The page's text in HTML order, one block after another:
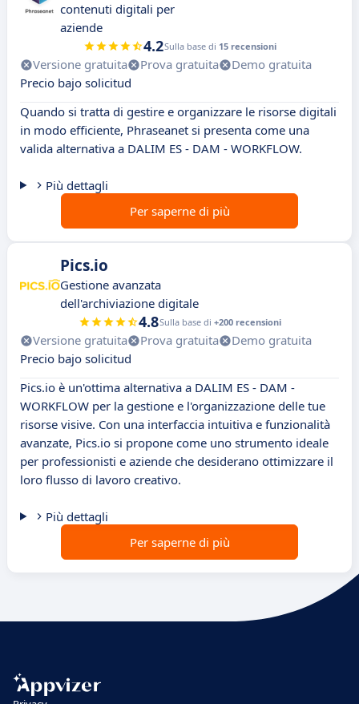
contenuti digitali per
aziende
4.2Sulla base di 15 recensioni
Versione gratuita Prova gratuita
Demo gratuita
Precio bajo solicitud
Quando si tratta di gestire e organizzare le risorse digitali
in modo efficiente, Phraseanet si presenta come una
valida alternativa a DALIM ES - DAM - WORKFLOW.
Più dettagli
Per saperne di più
Pics.io
Gestione avanzata
dell'archiviazione digitale
4.8Sulla base di +200 recensioni
Versione gratuita Prova gratuita
Demo gratuita
Precio bajo solicitud
Pics.io è un'ottima alternativa a DALIM ES - DAM -
WORKFLOW per la gestione e l'organizzazione delle tue
risorse visive. Con una interfaccia intuitiva e funzionalità
avanzate, Pics.io si propone come uno strumento ideale
per professionisti e aziende che desiderano ottimizzare il
loro flusso di lavoro creativo.
Più dettagli
Per saperne di più